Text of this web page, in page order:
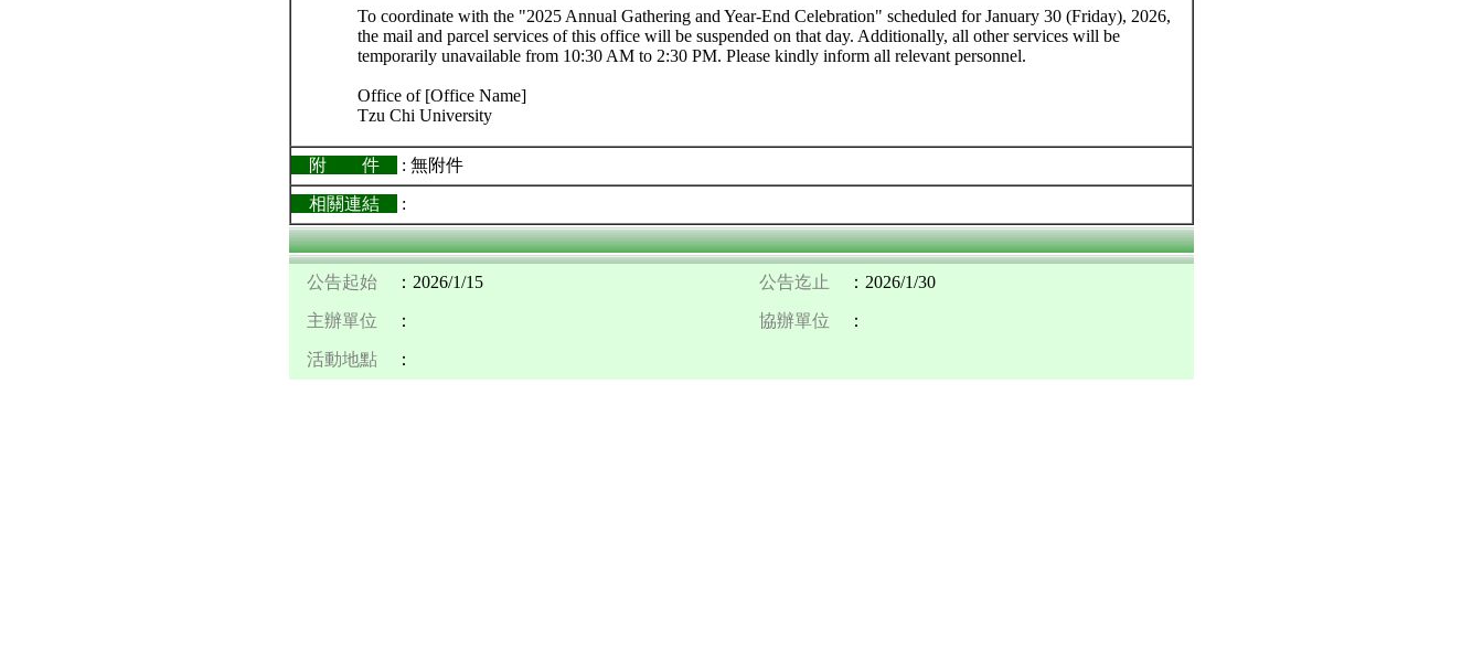
To coordinate with the "2025 Annual Gathering and Year-End Celebration" scheduled for January 30 (Friday), 2026,
the mail and parcel services of this office will be suspended on that day. Additionally, all other services will be
temporarily unavailable from 10:30 AM to 2:30 PM. Please kindly inform all relevant personnel.
Office of [Office Name]
Tzu Chi University
附 件 : 無附件
相關連結 :
公告起始 ：2026/1/15 公告迄止 ：2026/1/30
主辦單位 ： 協辦單位 ：
活動地點 ：